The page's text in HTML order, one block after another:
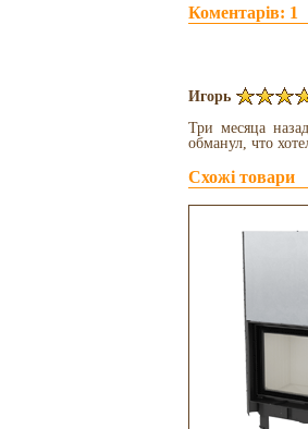
Коментарів: 1
Игорь
Три месяца
обманул, что
Схожі товари